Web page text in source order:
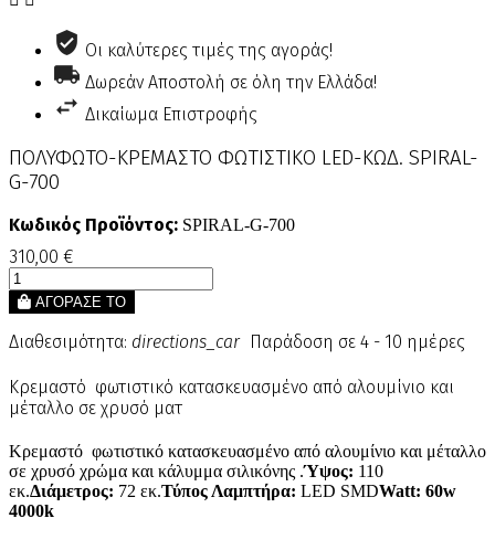
Οι καλύτερες τιμές της αγοράς!
Δωρεάν Αποστολή σε όλη την Ελλάδα!
Δικαίωμα Επιστροφής
ΠΟΛΥΦΩΤΟ-ΚΡΕΜΑΣΤΟ ΦΩΤΙΣΤΙΚΟ LED-ΚΩΔ. SPIRAL-
G-700
Κωδικός Προϊόντος: SPIRAL-G-700
310,00 €
ΑΓΟΡΑΣΕ ΤΟ
Διαθεσιμότητα: directions_car Παράδοση σε 4 - 10 ημέρες
Κρεμαστό φωτιστικό κατασκευασμένο από αλουμίνιο και
μέταλλο σε χρυσό ματ
Κρεμαστό φωτιστικό κατασκευασμένο από αλουμίνιο και μέταλλο
σε χρυσό χρώμα και κάλυμμα σιλικόνης .Ύψος: 110
εκ.Διάμετρος: 72 εκ.Τύπος Λαμπτήρα: LED SMDWatt: 60w
4000k